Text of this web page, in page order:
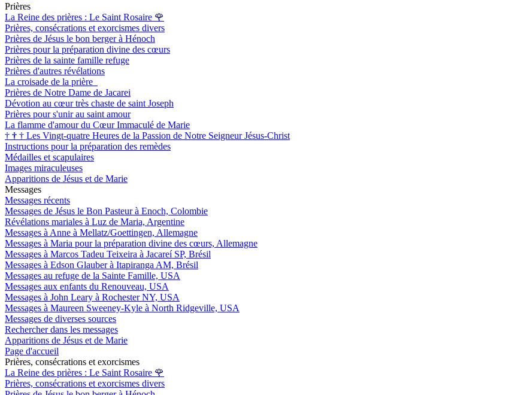
Prières
La Reine des prières : Le Saint Rosaire 🌹
Prières, consécrations et exorcismes divers
Prières de Jésus le bon berger à Hénoch
Prières pour la préparation divine des cœurs
Prières de la sainte famille refuge
Prières d'autres révélations
La croisade de la prière
Prières de Notre Dame de Jacarei
Dévotion au cœur très chaste de saint Joseph
Prières pour s'unir au saint amour
La flamme d'amour du Cœur Immaculé de Marie
† † † Les Vingt-quatre Heures de la Passion de Notre Seigneur Jésus-Christ
Instructions pour la préparation des remèdes
Médailles et scapulaires
Images miraculeuses
Apparitions de Jésus et de Marie
Messages
Messages récents
Messages de Jésus le Bon Pasteur à Enoch, Colombie
Révélations mariales à Luz de Maria, Argentine
Messages à Anne à Mellatz/Goettingen, Allemagne
Messages à Maria pour la préparation divine des cœurs, Allemagne
Messages à Marcos Tadeu Teixeira à Jacareí SP, Brésil
Messages à Edson Glauber à Itapiranga AM, Brésil
Messages au refuge de la Sainte Famille, USA
Messages aux enfants du Renouveau, USA
Messages à John Leary à Rochester NY, USA
Messages à Maureen Sweeney-Kyle à North Ridgeville, USA
Messages de diverses sources
Rechercher dans les messages
Apparitions de Jésus et de Marie
Page d'accueil
Prières, consécrations et exorcismes
La Reine des prières : Le Saint Rosaire 🌹
Prières, consécrations et exorcismes divers